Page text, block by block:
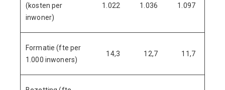
(kosten per
inwoner)
1.022 1.036 1.097
Formatie (fte per
1.000 inwoners)
14,3 12,7 11,7